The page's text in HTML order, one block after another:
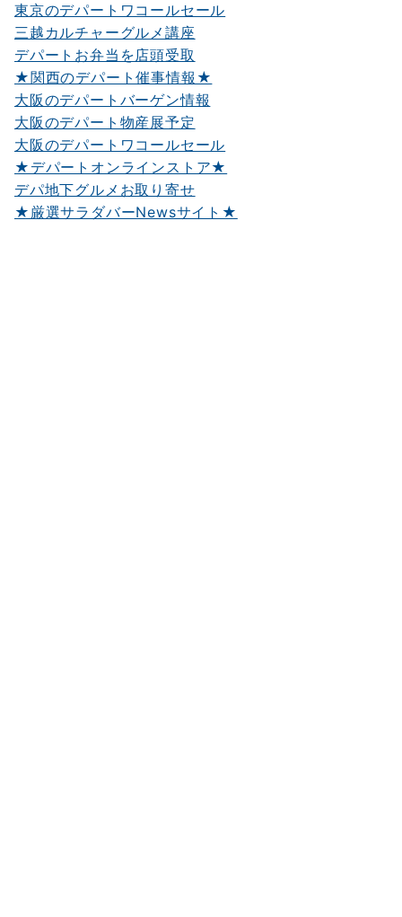
東京のデパートワコールセール
三越カルチャーグルメ講座
デパートお弁当を店頭受取
★関西のデパート催事情報★
大阪のデパートバーゲン情報
大阪のデパート物産展予定
大阪のデパートワコールセール
★デパートオンラインストア★
デパ地下グルメお取り寄せ
★厳選サラダバーNewsサイト★